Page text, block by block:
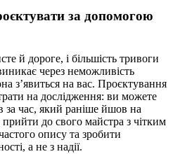
за допомогою
й дороге, і більшість тривоги
через неможливість
з’явиться на вас. Проєктування
на дослідження: ви можете
за час, який раніше йшов на
до свого майстра з чітким
опису та зробити
а не з надії.